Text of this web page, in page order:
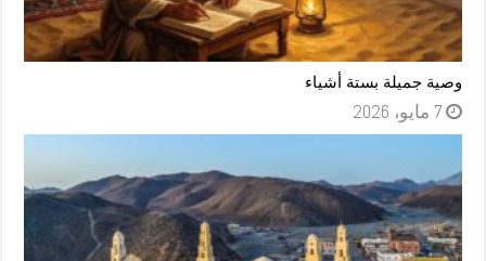
وصية جميلة بستة أشياء
7 مايو، 2026